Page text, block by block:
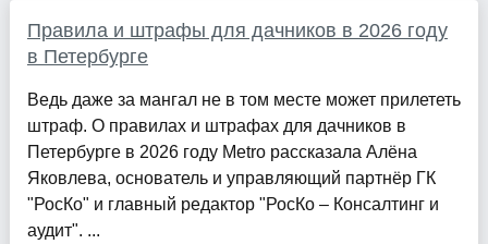
Правила и штрафы для дачников в 2026 году
в Петербурге
Ведь даже за мангал не в том месте может прилететь
штраф. О правилах и штрафах для дачников в
Петербурге в 2026 году Metro рассказала Алёна
Яковлева, основатель и управляющий партнёр ГК
"РосКо" и главный редактор "РосКо – Консалтинг и
аудит". ...